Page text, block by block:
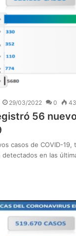
29/03/2022 0
56
casos de COVID-19,
en las